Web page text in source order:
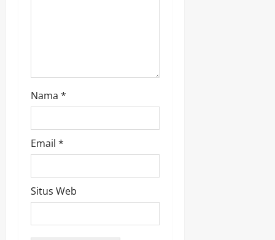
Nama *
Email *
Situs Web